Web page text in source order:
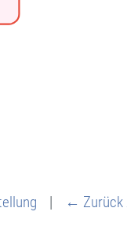
| ← Zurück